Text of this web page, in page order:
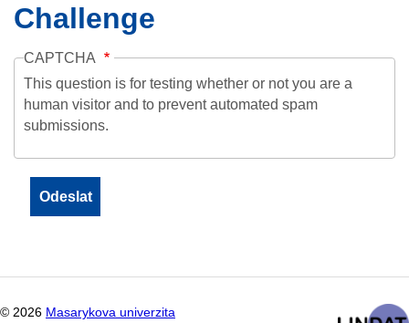
Challenge
CAPTCHA
This question is for testing whether or not you are a
human visitor and to prevent automated spam
submissions.
© 2026 Masarykova univerzita